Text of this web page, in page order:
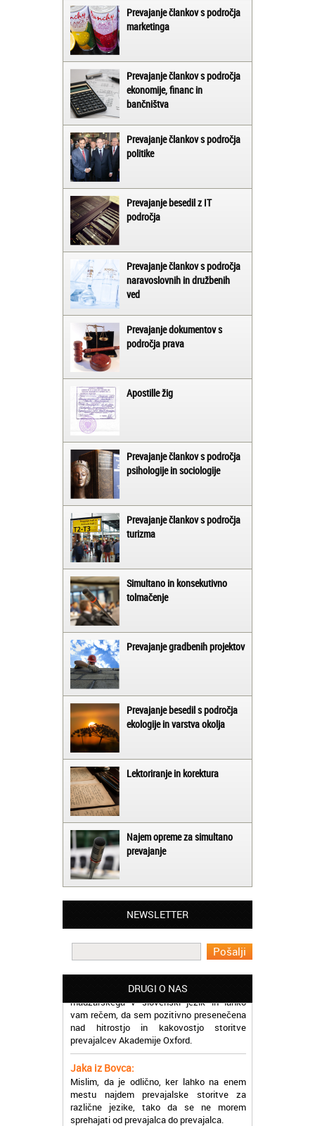
Prevajanje člankov s področja
marketinga
Prevajanje člankov s področja
ekonomije, financ in
bančništva
Prevajanje člankov s področja
politike
Prevajanje besedil z IT
področja
Prevajanje člankov s področja
naravoslovnih in družbenih
ved
Prevajanje dokumentov s
področja prava
Apostille žig
Prevajanje člankov s področja
psihologije in sociologije
Prevajanje člankov s področja
turizma
Simultano in konsekutivno
tolmačenje
Prevajanje gradbenih projektov
Prevajanje besedil s področja
ekologije in varstva okolja
Lektoriranje in korektura
Najem opreme za simultano
prevajanje
NEWSLETTER
DRUGI O NAS
Matjaž iz Ajdovščine:
Lahko pohvalim vse zaposlene v Akademiji
Oxford, ker so resnično profesionalni in
prevajalske storitve opravljajo hitro in
učinkoviti.
vam rečem, da sem pozitivno presenečena
nad hitrostjo in kakovostjo storitve
prevajalcev Akademije Oxford.
Jaka iz Bovca:
Mislim, da je odlično, ker lahko na enem
mestu najdem prevajalske storitve za
različne jezike, tako da se ne morem
sprehajati od prevajalca do prevajalca.